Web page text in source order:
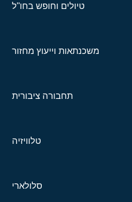
טיולים וחופש בחו"ל
משכנתאות וייעוץ מחזור
תחבורה ציבורית
טלוויזיה
סלולארי